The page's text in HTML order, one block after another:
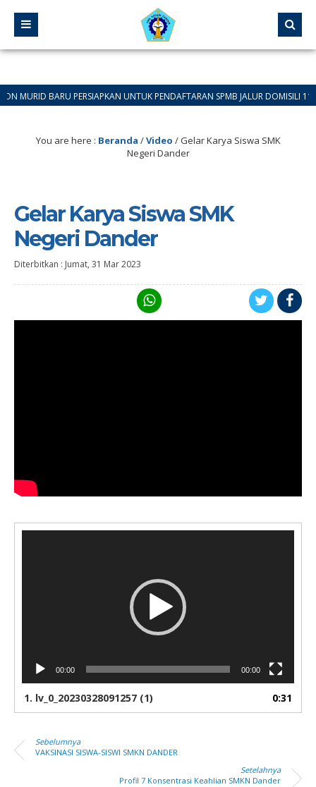
BARU PERSIAPKAN UNTUK PENDAFTARAN SPMB JALUR DOMISILI 11 JUNI
You are here : Beranda /Video /Gelar Karya Siswa SMK
Negeri Dander
Gelar Karya Siswa SMK
Negeri Dander
Diterbitkan : Jumat, 31 Mar 2023
00:00 00:00
1. lv_0_20230328091257 (1) 0:31
Sebelumnya
VAKSINASI SISWA-SISWI SMKN DANDER
Setelahnya
Profil 7 Konsentrasi Keahlian SMKN Dander